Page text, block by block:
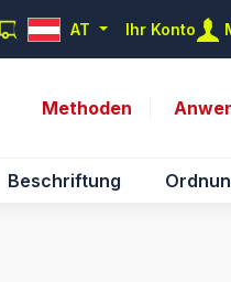
AT Ihr Konto
Methoden
Beschriftung